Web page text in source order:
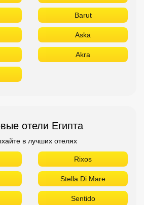
Barut
Aska
Akra
отели Египта
в лучших отелях
Rixos
Stella Di Mare
Sentido